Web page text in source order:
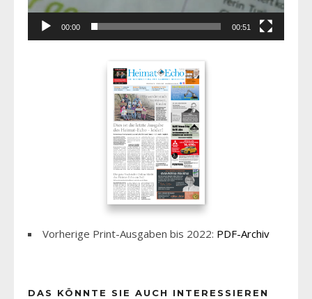
00:00 00:51
Vorherige Print-Ausgaben bis 2022: PDF-Archiv
DAS KÖNNTE SIE AUCH INTERESSIEREN